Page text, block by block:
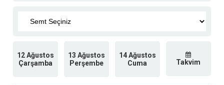
12 Ağustos
Çarşamba
13 Ağustos
Perşembe
14 Ağustos
Cuma
Takvim